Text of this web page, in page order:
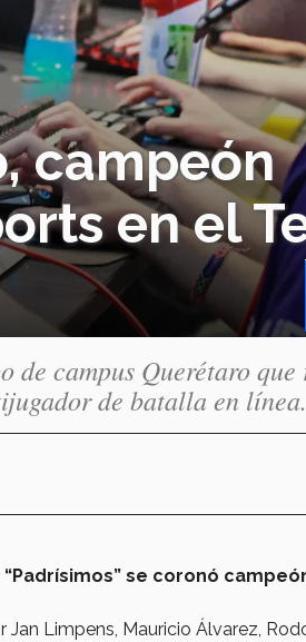
campeón
en el
campus Querétaro que
de batalla en línea.
se coronó
Limpens, Mauricio Álvarez,